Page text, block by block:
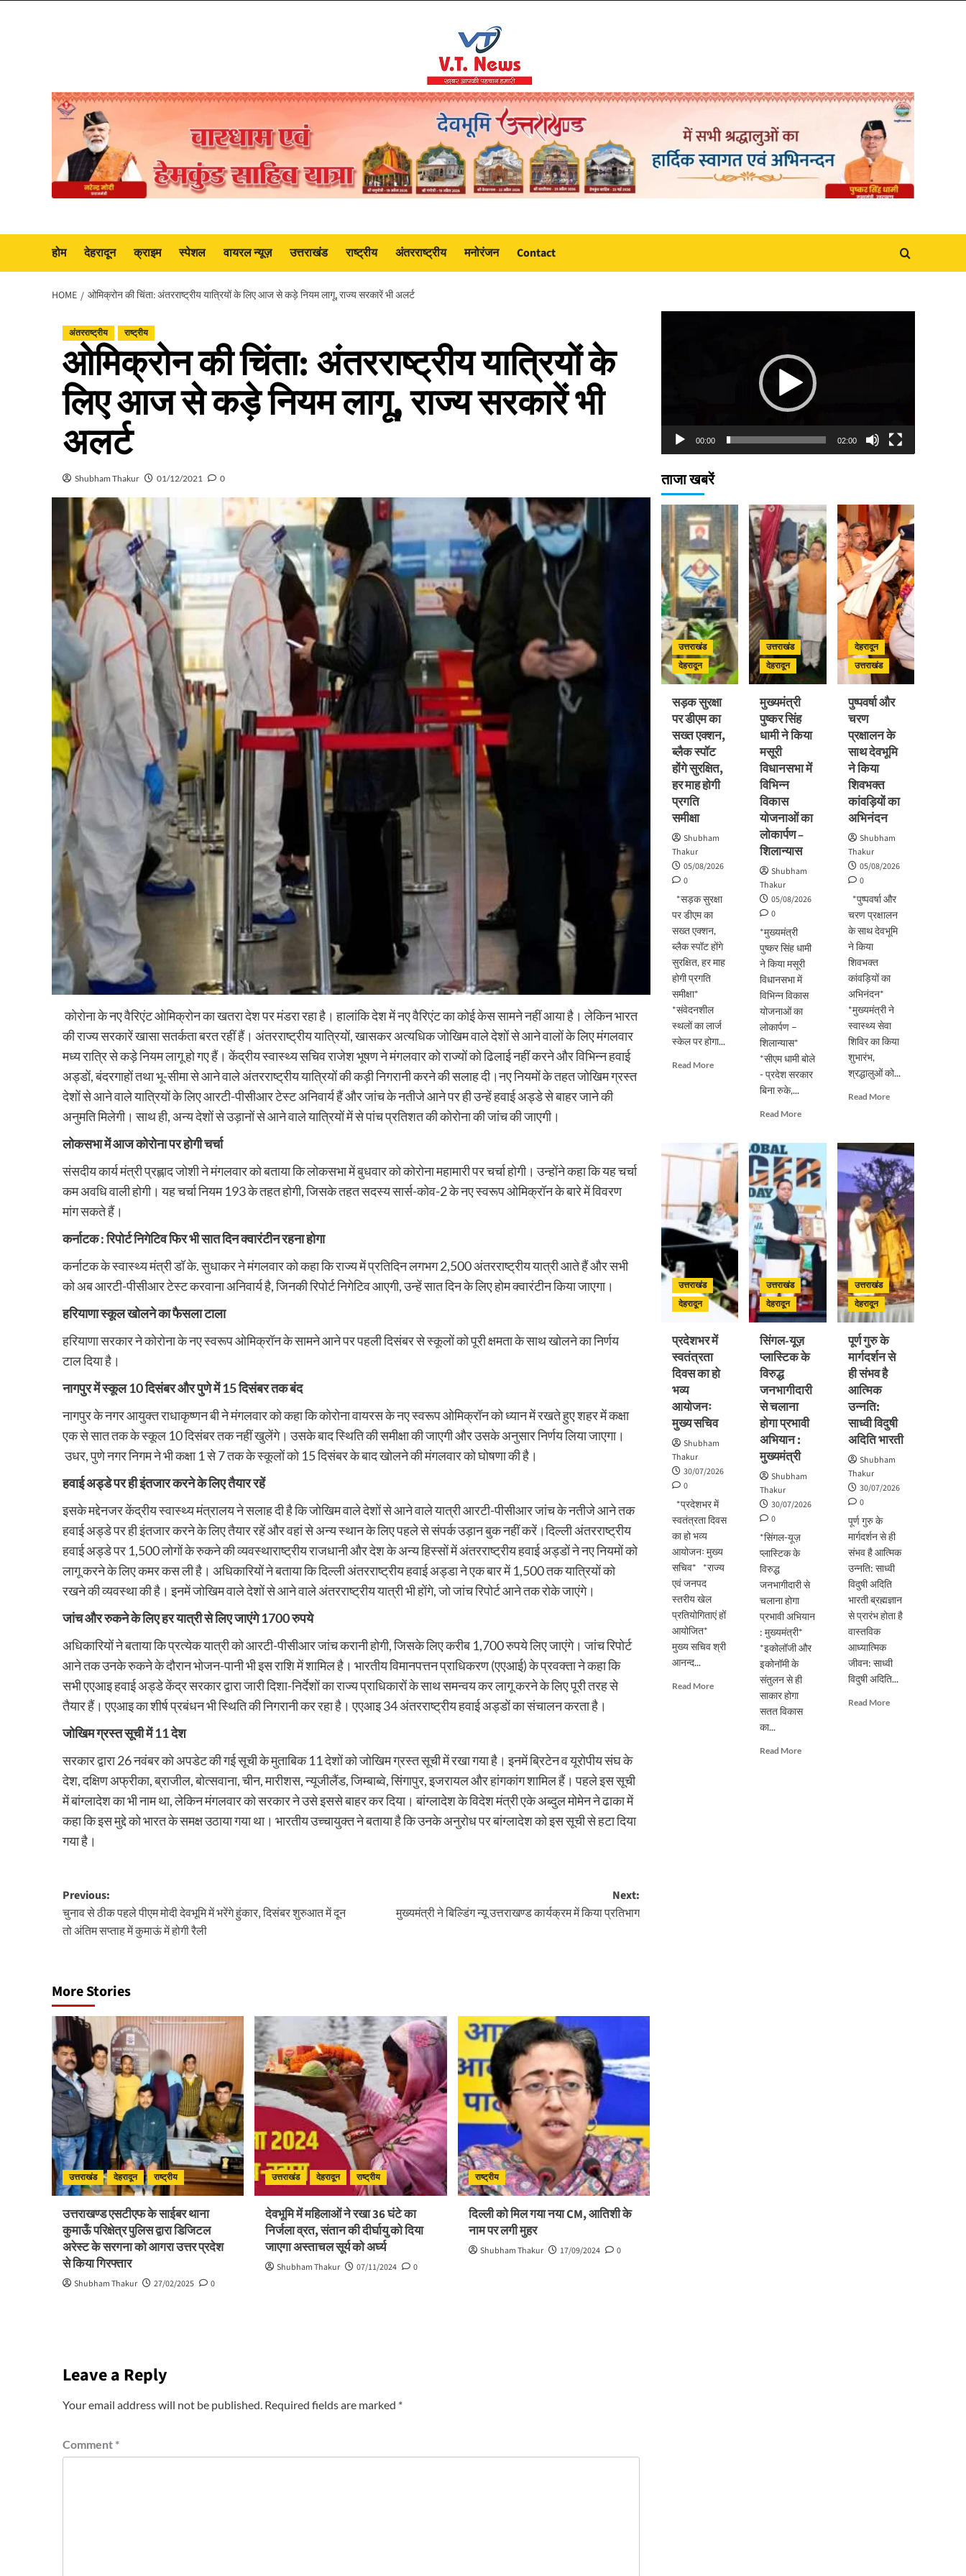
होम देहरादून क्राइम स्पेशल वायरल न्यूज़ उत्तराखंड राष्ट्रीय अंतरराष्ट्रीय मनोरंजन Contact
HOME ओमिक्रोन की चिंता: अंतरराष्ट्रीय यात्रियों के लिए आज से कड़े नियम लागू, राज्य सरकारें भी अलर्ट
अंतरराष्ट्रीय राष्ट्रीय
ओमिक्रोन की चिंता: अंतरराष्ट्रीय यात्रियों के
लिए आज से कड़े नियम लागू, राज्य सरकारें भी
अलर्ट
Shubham Thakur 01/12/2021 0
कोरोना के नए वैरिएंट ओमिक्रोन का खतरा देश पर मंडरा रहा है। हालांकि देश में नए वैरिएंट का कोई केस सामने नहीं आया है। लेकिन भारत
की राज्य सरकारें खासा सतर्कता बरत रहीं हैं। अंतरराष्ट्रीय यात्रियों, खासकर अत्यधिक जोखिम वाले देशों से आने वालों के लिए मंगलवार
मध्य रात्रि से कड़े नियम लागू हो गए हैं। केंद्रीय स्वास्थ्य सचिव राजेश भूषण ने मंगलवार को राज्यों को ढिलाई नहीं करने और विभिन्न हवाई
अड्डों, बंदरगाहों तथा भू-सीमा से आने वाले अंतरराष्ट्रीय यात्रियों की कड़ी निगरानी करने की सलाह दी।नए नियमों के तहत जोखिम ग्रस्त
देशों से आने वाले यात्रियों के लिए आरटी-पीसीआर टेस्ट अनिवार्य हैं और जांच के नतीजे आने पर ही उन्हें हवाई अड्डे से बाहर जाने की
अनुमति मिलेगी। साथ ही, अन्य देशों से उड़ानों से आने वाले यात्रियों में से पांच प्रतिशत की कोरोना की जांच की जाएगी।
लोकसभा में आज कोरोना पर होगी चर्चा
संसदीय कार्य मंत्री प्रह्लाद जोशी ने मंगलवार को बताया कि लोकसभा में बुधवार को कोरोना महामारी पर चर्चा होगी। उन्होंने कहा कि यह चर्चा
कम अवधि वाली होगी। यह चर्चा नियम 193 के तहत होगी, जिसके तहत सदस्य सार्स-कोव-2 के नए स्वरूप ओमिक्रॉन के बारे में विवरण
मांग सकते हैं।
कर्नाटक : रिपोर्ट निगेटिव फिर भी सात दिन क्वारंटीन रहना होगा
कर्नाटक के स्वास्थ्य मंत्री डॉ के. सुधाकर ने मंगलवार को कहा कि राज्य में प्रतिदिन लगभग 2,500 अंतरराष्ट्रीय यात्री आते हैं और सभी
को अब आरटी-पीसीआर टेस्ट करवाना अनिवार्य है, जिनकी रिपोर्ट निगेटिव आएगी, उन्हें सात दिन के लिए होम क्वारंटीन किया जाएगा।
हरियाणा स्कूल खोलने का फैसला टाला
हरियाणा सरकार ने कोरोना के नए स्वरूप ओमिक्रॉन के सामने आने पर पहली दिसंबर से स्कूलों को पूरी क्षमता के साथ खोलने का निर्णय
टाल दिया है।
नागपुर में स्कूल 10 दिसंबर और पुणे में 15 दिसंबर तक बंद
नागपुर के नगर आयुक्त राधाकृष्णन बी ने मंगलवार को कहा कि कोरोना वायरस के नए स्वरूप ओमिक्रॉन को ध्यान में रखते हुए शहर में कक्षा
एक से सात तक के स्कूल 10 दिसंबर तक नहीं खुलेंगे। उसके बाद स्थिति की समीक्षा की जाएगी और उसके अनुसार निर्णय लिया जाएगा।
उधर, पुणे नगर निगम ने भी कक्षा 1 से 7 तक के स्कूलों को 15 दिसंबर के बाद खोलने की मंगलवार को घोषणा की है।
हवाई अड्डे पर ही इंतजार करने के लिए तैयार रहें
इसके मद्देनजर केंद्रीय स्वास्थ्य मंत्रालय ने सलाह दी है कि जोखिम वाले देशों से आने वाले यात्री आरटी-पीसीआर जांच के नतीजे आने तक
हवाई अड्डे पर ही इंतजार करने के लिए तैयार रहें और वहां से अन्य स्थान के लिए पहले से संपर्क उड़ान बुक नहीं करें।दिल्ली अंतरराष्ट्रीय
हवाई अड्डे पर 1,500 लोगों के रुकने की व्यवस्थाराष्ट्रीय राजधानी और देश के अन्य हिस्सों में अंतरराष्ट्रीय हवाई अड्डों ने नए नियमों को
लागू करने के लिए कमर कस ली है। अधिकारियों ने बताया कि दिल्ली अंतरराष्ट्रीय हवाई अड्डा ने एक बार में 1,500 तक यात्रियों को
रखने की व्यवस्था की है। इनमें जोखिम वाले देशों से आने वाले अंतरराष्ट्रीय यात्री भी होंगे, जो जांच रिपोर्ट आने तक रोके जाएंगे।
जांच और रुकने के लिए हर यात्री से लिए जाएंगे 1700 रुपये
अधिकारियों ने बताया कि प्रत्येक यात्री को आरटी-पीसीआर जांच करानी होगी, जिसके लिए करीब 1,700 रुपये लिए जाएंगे। जांच रिपोर्ट
आने तक उनके रुकने के दौरान भोजन-पानी भी इस राशि में शामिल है। भारतीय विमानपत्तन प्राधिकरण (एएआई) के प्रवक्ता ने कहा कि
सभी एएआइ हवाई अड्डे केंद्र सरकार द्वारा जारी दिशा-निर्देशों का राज्य प्राधिकारों के साथ समन्वय कर लागू करने के लिए पूरी तरह से
तैयार हैं। एएआइ का शीर्ष प्रबंधन भी स्थिति की निगरानी कर रहा है। एएआइ 34 अंतरराष्ट्रीय हवाई अड्डों का संचालन करता है।
जोखिम ग्रस्त सूची में 11 देश
सरकार द्वारा 26 नवंबर को अपडेट की गई सूची के मुताबिक 11 देशों को जोखिम ग्रस्त सूची में रखा गया है। इनमें ब्रिटेन व यूरोपीय संघ के
देश, दक्षिण अफ्रीका, ब्राजील, बोत्सवाना, चीन, मारीशस, न्यूजीलैंड, जिम्बाब्वे, सिंगापुर, इजरायल और हांगकांग शामिल हैं। पहले इस सूची
में बांग्लादेश का भी नाम था, लेकिन मंगलवार को सरकार ने उसे इससे बाहर कर दिया। बांग्लादेश के विदेश मंत्री एके अब्दुल मोमेन ने ढाका में
कहा कि इस मुद्दे को भारत के समक्ष उठाया गया था। भारतीय उच्चायुक्त ने बताया है कि उनके अनुरोध पर बांग्लादेश को इस सूची से हटा दिया
गया है।
Post
navigation
Previous:
चुनाव से ठीक पहले पीएम मोदी देवभूमि में भरेंगे हुंकार, दिसंबर शुरुआत में दून
तो अंतिम सप्ताह में कुमाऊं में होगी रैली
Next:
मुख्यमंत्री ने बिल्डिंग न्यू उत्तराखण्ड कार्यक्रम में किया प्रतिभाग
More Stories
उत्तराखंड देहरादून राष्ट्रीय
उत्तराखण्ड एसटीएफ के साईबर थाना
कुमाऊँ परिक्षेत्र पुलिस द्वारा डिजिटल
अरेस्ट के सरगना को आगरा उत्तर प्रदेश
से किया गिरफ्तार
Shubham Thakur 27/02/2025 0
उत्तराखंड देहरादून राष्ट्रीय
देवभूमि में महिलाओं ने रखा 36 घंटे का
निर्जला व्रत, संतान की दीर्घायु को दिया
जाएगा अस्ताचल सूर्य को अर्घ्य
Shubham Thakur 07/11/2024 0
राष्ट्रीय
दिल्ली को मिल गया नया CM, आतिशी के
नाम पर लगी मुहर
Shubham Thakur 17/09/2024 0
Leave a Reply
Your email address will not be published. Required fields are marked *
Comment *
00:00 02:00
ताजा खबरें
उत्तराखंड
देहरादून
सड़क सुरक्षा
पर डीएम का
सख्त एक्शन,
ब्लैक स्पॉट
होंगे सुरक्षित,
हर माह होगी
प्रगति
समीक्षा
Shubham
Thakur
05/08/2026
0
*सड़क सुरक्षा
पर डीएम का
सख्त एक्शन,
ब्लैक स्पॉट होंगे
सुरक्षित, हर माह
होगी प्रगति
समीक्षा*
*संवेदनशील
स्थलों का लार्ज
स्केल पर होगा...
Read MoreRead
डीएम
का
सख्त
ब्लैक
स्पॉट
होंगे
सुरक्षित,
हर
माह
होगी
प्रगति
समीक्षा
उत्तराखंड
देहरादून
मुख्यमंत्री
पुष्कर सिंह
धामी ने किया
मसूरी
विधानसभा में
विभिन्न
विकास
योजनाओं का
लोकार्पण –
शिलान्यास
Shubham
Thakur
05/08/2026
0
*मुख्यमंत्री
पुष्कर सिंह धामी
ने किया मसूरी
विधानसभा में
विभिन्न विकास
योजनाओं का
लोकार्पण –
शिलान्यास*
*सीएम धामी बोले
- प्रदेश सरकार
बिना रुके,...
Read MoreRead
पुष्कर
सिंह
धामी
ने
किया
मसूरी
विधानसभा
में
विभिन्न
विकास
योजनाओं
का
–
शिलान्यास
देहरादून
उत्तराखंड
पुष्पवर्षा और
चरण
प्रक्षालन के
साथ देवभूमि
ने किया
शिवभक्त
कांवड़ियों का
अभिनंदन
Shubham
Thakur
05/08/2026
0
*पुष्पवर्षा और
चरण प्रक्षालन
के साथ देवभूमि
ने किया
शिवभक्त
कांवड़ियों का
अभिनंदन*
*मुख्यमंत्री ने
स्वास्थ्य सेवा
शिविर का किया
शुभारंभ,
श्रद्धालुओं को...
Read MoreRead
और
चरण
प्रक्षालन
के
साथ
देवभूमि
ने
किया
शिवभक्त
कांवड़ियों
का
अभिनंदन
उत्तराखंड
देहरादून
प्रदेशभर में
स्वतंत्रता
दिवस का हो
भव्य
आयोजनः
मुख्य सचिव
Shubham
Thakur
30/07/2026
0
*प्रदेशभर में
स्वतंत्रता दिवस
का हो भव्य
आयोजनः मुख्य
सचिव* *राज्य
एवं जनपद
स्तरीय खेल
प्रतियोगिताएं हों
आयोजित*
मुख्य सचिव श्री
आनन्द...
Read MoreRead
उत्तराखंड
देहरादून
सिंगल-यूज़
प्लास्टिक के
विरुद्ध
जनभागीदारी
से चलाना
होगा प्रभावी
अभियान :
मुख्यमंत्री
Shubham
Thakur
30/07/2026
0
*सिंगल-यूज़
प्लास्टिक के
विरुद्ध
जनभागीदारी से
चलाना होगा
प्रभावी अभियान
: मुख्यमंत्री*
*इकोलॉजी और
इकोनॉमी के
संतुलन से ही
साकार होगा
सतत विकास
का...
Read MoreRead
उत्तराखंड
देहरादून
पूर्ण गुरु के
मार्गदर्शन से
ही संभव है
आत्मिक
उन्नति:
साध्वी विदुषी
अदिति भारती
Shubham
Thakur
30/07/2026
0
पूर्ण गुरु के
मार्गदर्शन से ही
संभव है आत्मिक
उन्नति: साध्वी
विदुषी अदिति
भारती ब्रह्मज्ञान
से प्रारंभ होता है
वास्तविक
आध्यात्मिक
जीवन: साध्वी
विदुषी अदिति...
Read MoreRead